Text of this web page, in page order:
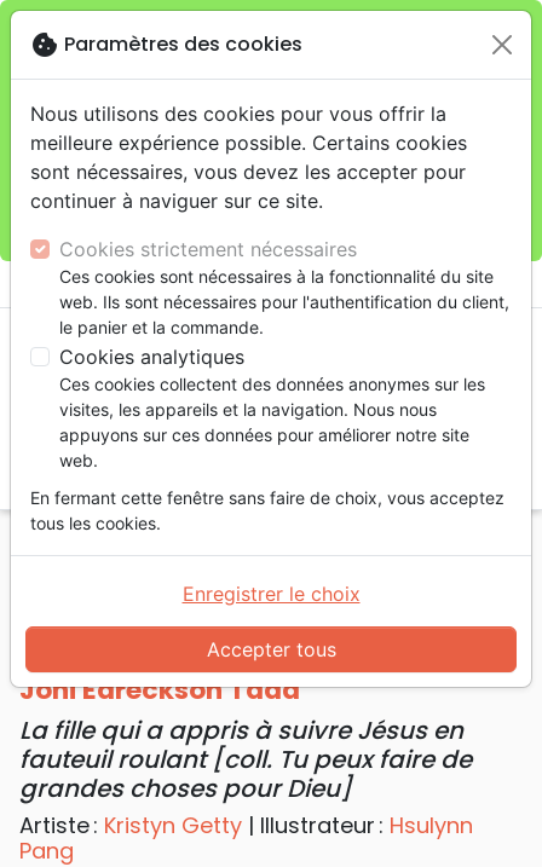
Je veux retirer ma commande au 11 rue de Rive,
Genèveclose
warningCette boutique en ligne est limitée au retrait en
magasin.
Pour les livraisons à domicile, veuillez passer vos
commandes sur la boutique La Maison de la Bible
shopping_cart
Accueil Livres Enfants
4 à 6 ans
Joni Eareckson Tada - La fille qui a appris à suivre
Jésus en fauteuil roulant [coll. Tu peux faire de
grandes choses pour Dieu]
Joni Eareckson Tada
La fille qui a appris à suivre Jésus en
fauteuil roulant [coll. Tu peux faire de
grandes choses pour Dieu]
Artiste : Kristyn Getty | Illustrateur : Hsulynn
Pang
cookie Paramètres des cookies
Nous utilisons des cookies pour vous offrir la
meilleure expérience possible. Certains cookies
sont nécessaires, vous devez les accepter pour
continuer à naviguer sur ce site.
Cookies strictement nécessaires
Ces cookies sont nécessaires à la fonctionnalité du site
web. Ils sont nécessaires pour l'authentification du client,
le panier et la commande.
Cookies analytiques
Ces cookies collectent des données anonymes sur les
visites, les appareils et la navigation. Nous nous
appuyons sur ces données pour améliorer notre site
web.
En fermant cette fenêtre sans faire de choix, vous acceptez
tous les cookies.
Accepter tous
Enregistrer le choix